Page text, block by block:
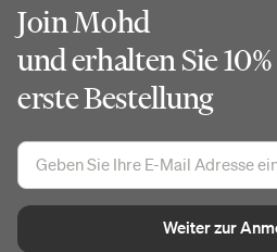
Join Mohd
und erhalten Sie
erste Bestellung
Weiter zur